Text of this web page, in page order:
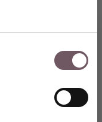
slevu 5 % na svůj první